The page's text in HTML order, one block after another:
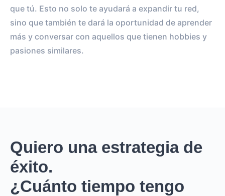
que tú. Esto no solo te ayudará a expandir tu red,
sino que también te dará la oportunidad de aprender
más y conversar con aquellos que tienen hobbies y
pasiones similares.
Quiero una estrategia de
éxito.
¿Cuánto tiempo tengo